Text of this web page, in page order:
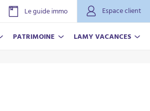
Le guide immo
Espace client
PATRIMOINE LAMY VACANCES